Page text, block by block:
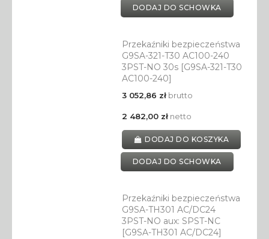
DODAJ DO SCHOWKA
Przekaźniki bezpieczeństwa
G9SA-321-T30 AC100-240
3PST-NO 30s [G9SA-321-T30
AC100-240]
3 052,86 złbrutto
2 482,00 złnetto
DODAJ DO KOSZYKA
DODAJ DO SCHOWKA
Przekaźniki bezpieczeństwa
G9SA-TH301 AC/DC24
3PST-NO aux: SPST-NC
[G9SA-TH301 AC/DC24]